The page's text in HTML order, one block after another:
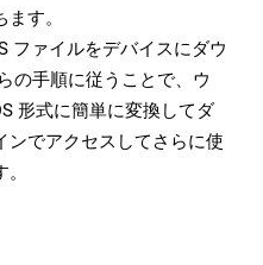
す。
ファイルをデバイスにダウ
の手順に従うことで、ウ
形式に簡単に変換してダ
ンでアクセスしてさらに使